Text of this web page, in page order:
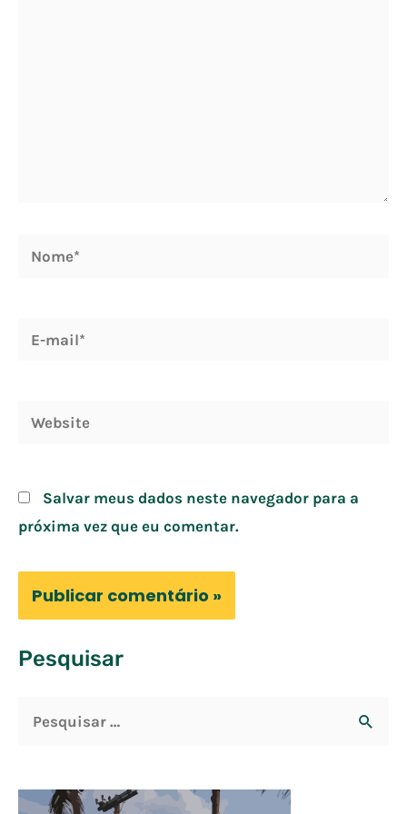
Nome*
Website
Salvar meus dados neste navegador para a
próxima vez que eu comentar.
Pesquisar
q